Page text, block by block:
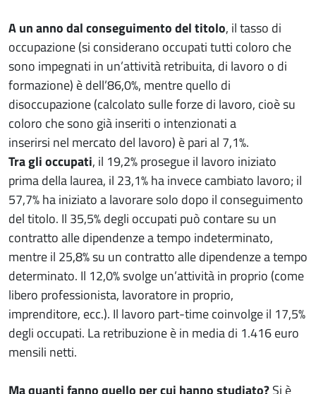
A un anno dal conseguimento del titolo, il tasso di
occupazione (si considerano occupati tutti coloro che
sono impegnati in un’attività retribuita, di lavoro o di
formazione) è dell’86,0%, mentre quello di
disoccupazione (calcolato sulle forze di lavoro, cioè su
coloro che sono già inseriti o intenzionati a
inserirsi nel mercato del lavoro) è pari al 7,1%.
Tra gli occupati, il 19,2% prosegue il lavoro iniziato
prima della laurea, il 23,1% ha invece cambiato lavoro; il
57,7% ha iniziato a lavorare solo dopo il conseguimento
del titolo. Il 35,5% degli occupati può contare su un
contratto alle dipendenze a tempo indeterminato,
mentre il 25,8% su un contratto alle dipendenze a tempo
determinato. Il 12,0% svolge un’attività in proprio (come
libero professionista, lavoratore in proprio,
imprenditore, ecc.). Il lavoro part-time coinvolge il 17,5%
degli occupati. La retribuzione è in media di 1.416 euro
mensili netti.
Ma quanti fanno quello per cui hanno studiato?Si è